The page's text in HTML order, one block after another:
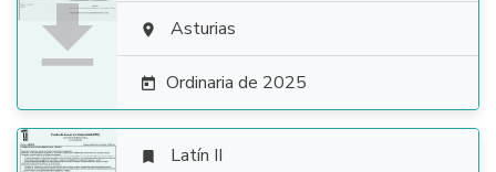
  Asturias
 Ordinaria de 2025
 Latín II